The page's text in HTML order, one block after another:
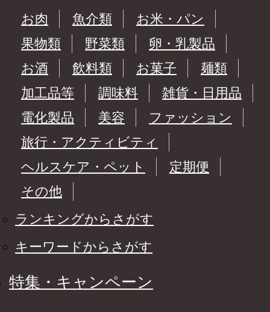
お肉
魚介類
お米・パン
果物類
野菜類
卵・乳製品
お酒
飲料類 お菓子
麺類
加工品等
調味料
雑貨・日用品
電化製品
美容
ファッション
旅行・アクティビティ
ヘルスケア・ペット
定期便
その他
ランキングからさがす
キーワードからさがす
特集・キャンペーン